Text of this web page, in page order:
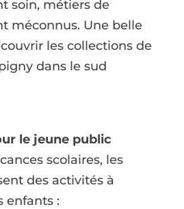
soin, métiers de
méconnus. Une belle
les collections de
dans le sud
le jeune public
scolaires, les
des activités à
enfants :